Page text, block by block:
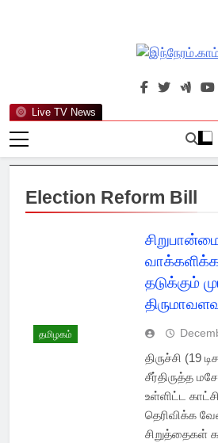
Live TV News
Election Reform Bill
தமிழகம்
தடுக்கும்
திருச்சி (19
சீர்திருத்த
உள்ளிட்ட
தெரிவிக்க
சிறுத்தைகள்